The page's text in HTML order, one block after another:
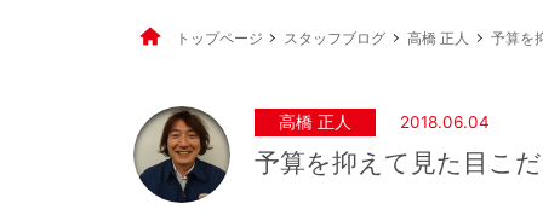
トップページ スタッフブログ 高橋 正人 予算を
高橋 正人 2018.06.04
予算を抑えて見た目こ